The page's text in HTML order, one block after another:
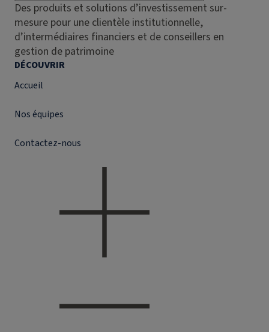
Des produits et solutions d’investissement sur-
mesure pour une clientèle institutionnelle,
d’intermédiaires financiers et de conseillers en
gestion de patrimoine
DÉCOUVRIR
Accueil
Nos équipes
Contactez-nous